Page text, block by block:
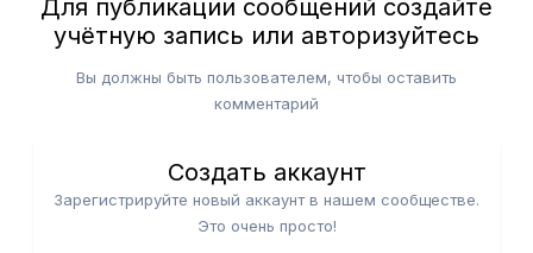
Для публикации сообщений создайте
учётную запись или авторизуйтесь
Вы должны быть пользователем, чтобы оставить
комментарий
Создать аккаунт
Зарегистрируйте новый аккаунт в нашем сообществе.
Это очень просто!